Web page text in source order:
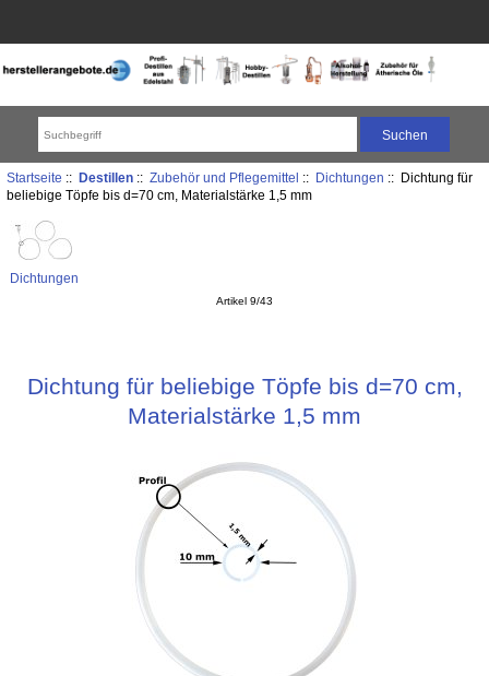
Startseite :: Destillen:: Zubehör und Pflegemittel :: Dichtungen :: Dichtung für
beliebige Töpfe bis d=70 cm, Materialstärke 1,5 mm
Dichtungen
Artikel 9/43
Dichtung für beliebige Töpfe bis d=70 cm,
Materialstärke 1,5 mm